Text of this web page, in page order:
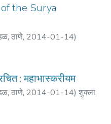
the Surya
ठाणे, 2014-01-14)
: महाभास्करीयम
ठाणे, 2014-01-14) शुक्ला,